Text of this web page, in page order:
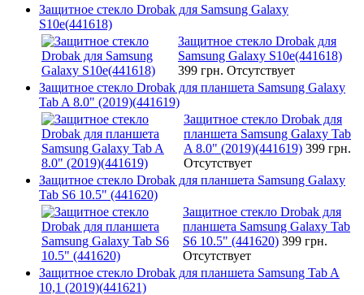
Защитное стекло Drobak для Samsung Galaxy
S10e(441618)
Защитное стекло Drobak для
Samsung Galaxy S10e(441618)
399 грн. Отсутствует
Защитное стекло Drobak для планшета Samsung Galaxy
Tab A 8.0" (2019)(441619)
Защитное стекло Drobak для
планшета Samsung Galaxy Tab
A 8.0" (2019)(441619) 399 грн.
Отсутствует
Защитное стекло Drobak для планшета Samsung Galaxy
Tab S6 10.5" (441620)
Защитное стекло Drobak для
планшета Samsung Galaxy Tab
S6 10.5" (441620) 399 грн.
Отсутствует
Защитное стекло Drobak для планшета Samsung Tab A
10,1 (2019)(441621)